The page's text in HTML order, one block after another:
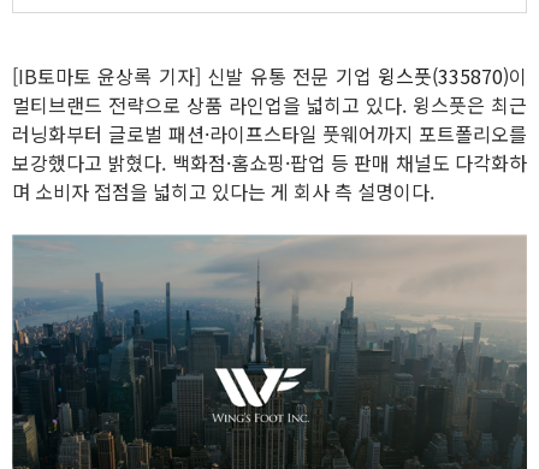
[IB토마토 윤상록 기자] 신발 유통 전문 기업 윙스풋(335870)이
멀티브랜드 전략으로 상품 라인업을 넓히고 있다. 윙스풋은 최근
러닝화부터 글로벌 패션·라이프스타일 풋웨어까지 포트폴리오를
보강했다고 밝혔다. 백화점·홈쇼핑·팝업 등 판매 채널도 다각화하
며 소비자 접점을 넓히고 있다는 게 회사 측 설명이다.